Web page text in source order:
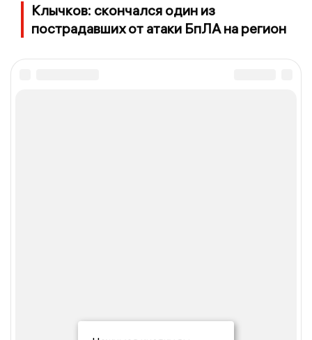
Клычков: скончался один из
пострадавших от атаки БпЛА на регион